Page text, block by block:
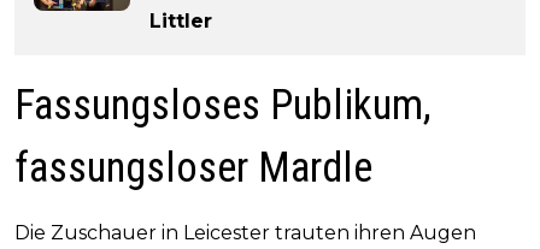
Littler
Fassungsloses Publikum,
fassungsloser Mardle
Die Zuschauer in Leicester trauten ihren Augen